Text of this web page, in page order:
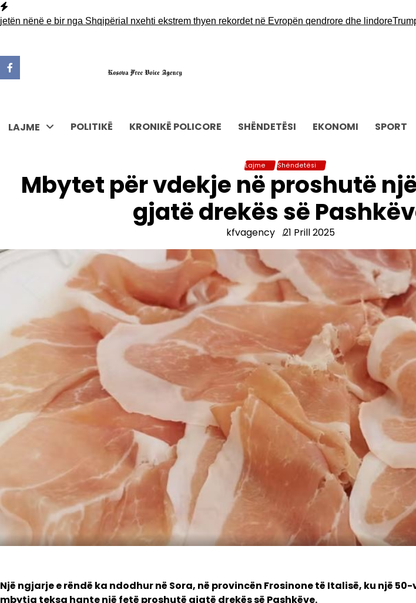
Skip
to
e bir nga ShqipëriaI nxehti ekstrem thyen rekordet në Evropën qendrore dhe lindoreTrump
LAJME POLITIKË KRONIKË POLICORE SHËNDETËSI EKONOMI SPORT
Lajme Shëndetësi
Mbytet për vdekje në proshutë
gjatë drekës së
kfvagency 21 Prill 2025
Një ngjarje e rëndë ka ndodhur në Sora, në provincën Frosinone të Italisë, ku një
mbytja teksa hante një fetë proshutë gjatë drekës së Pashkëve.